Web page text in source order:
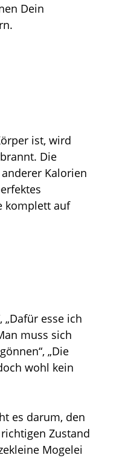
Dein
ist, wird
Die
Kalorien
komplett auf
„Dafür esse ich
muss sich
„Die
wohl kein
es darum, den
Zustand
Mogelei